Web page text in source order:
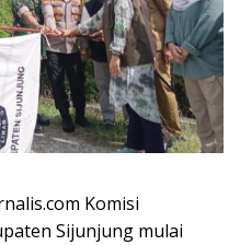
Komisi
Sijunjung mulai